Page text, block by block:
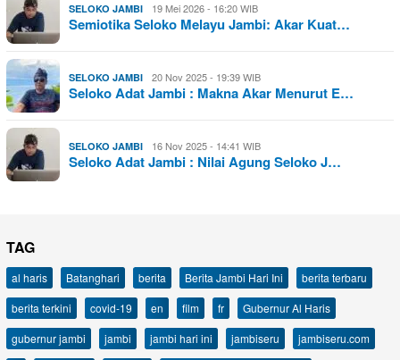
SELOKO JAMBI 19 Mei 2026 - 16:20 WIB
Semiotika Seloko Melayu Jambi: Akar Kuat…
SELOKO JAMBI 20 Nov 2025 - 19:39 WIB
Seloko Adat Jambi : Makna Akar Menurut E…
SELOKO JAMBI 16 Nov 2025 - 14:41 WIB
Seloko Adat Jambi : Nilai Agung Seloko J…
TAG
al haris Batanghari berita Berita Jambi Hari Ini
berita terbaru
berita terkini
covid-19 en film fr
Gubernur Al Haris
gubernur jambi
jambi jambi hari ini jambiseru
jambiseru.com